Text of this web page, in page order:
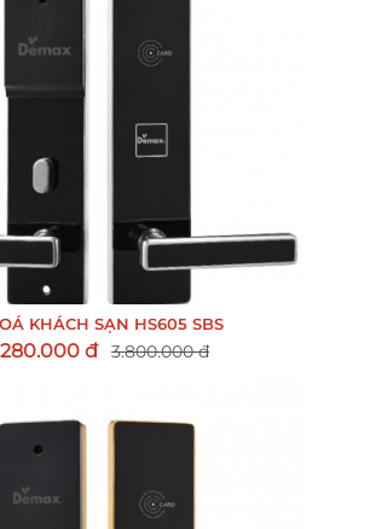
KHÁCH SẠN HS605 SBS
đ 3.800.000 đ